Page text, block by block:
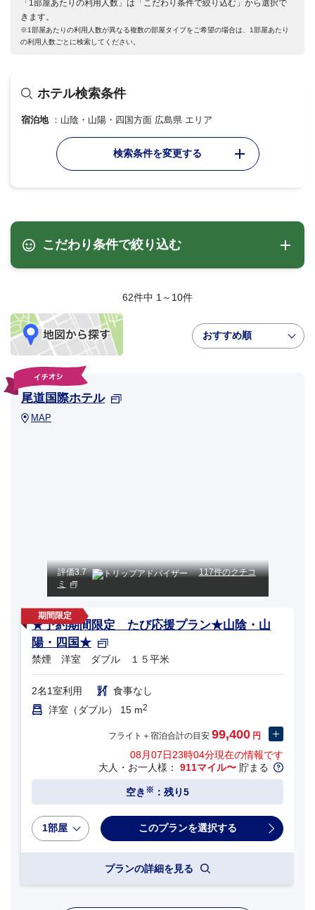
「1部屋あたりの利用人数」は「こだわり条件で絞り込む」から選択で
きます。
※1部屋あたりの利用人数が異なる複数の部屋タイプをご希望の場合は、1部屋あたり
の利用人数ごとに検索してください。
ホテル検索条件
宿泊地 山陰・山陽・四国方面 広島県 エリア
検索条件を変更する
こだわり条件で絞り込む
62件中 1～10件
おすすめ順
尾道国際ホテル
MAP
評価3.7
117件のクチコ
ミ
★予約期間限定 たび応援プラン★山陰・山
陽・四国★
禁煙 洋室 ダブル １５平米
2名1室利用
食事なし
洋室（ダブル） 15 m2
フライト＋宿泊合計の目安 99,400 円
08月07日23時04分現在の情報です
大人・お一人様： 911マイル〜 貯まる
空き ※ ：残り5
1部屋
プランの詳細を見る